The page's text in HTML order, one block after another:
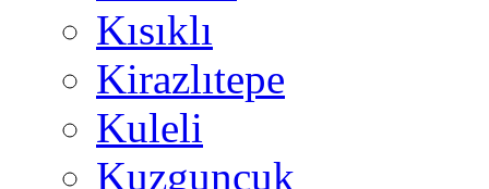
Kısıklı
Kirazlıtepe
Kuleli
Kuzguncuk